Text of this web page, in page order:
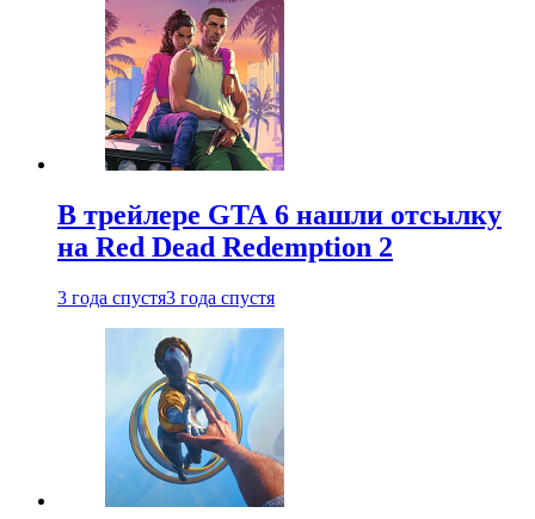
В трейлере GTA 6 нашли отсылку
на Red Dead Redemption 2
3 года спустя3 года спустя